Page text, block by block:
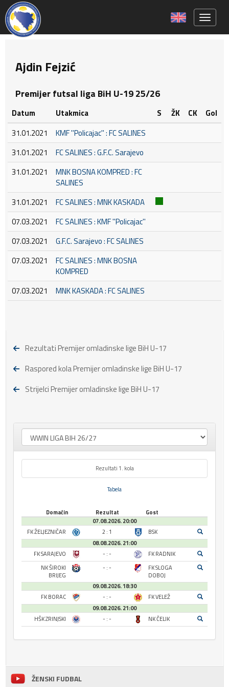
Ajdin Fejzić
Premijer futsal liga BiH U-19 25/26
Datum Utakmica S ŽK CK
Gol
31.01.2021
KMF ''Policajac'' : FC SALINES
31.01.2021
FC SALINES : G.F.C. Sarajevo
31.01.2021
MNK BOSNA KOMPRED : FC
SALINES
31.01.2021
FC SALINES : MNK KASKADA
07.03.2021
FC SALINES : KMF ''Policajac''
07.03.2021
G.F.C. Sarajevo : FC SALINES
07.03.2021
FC SALINES : MNK BOSNA
KOMPRED
07.03.2021
MNK KASKADA : FC SALINES
Rezultati Premijer omladinske lige BiH U-17
Raspored kola Premijer omladinske lige BiH U-17
Strijelci Premijer omladinske lige BiH U-17
Rezultati 1. kola
Tabela
Domaćin Rezultat
Gost
07.08.2026. 20:00
FK ŽELJEZNIČAR
2 : 1
BSK
08.08.2026. 21:00
FK SARAJEVO
- : -
FK RADNIK
NK ŠIROKI
BRIJEG
- : -
FK SLOGA
DOBOJ
09.08.2026. 18:30
FK BORAC
- : -
FK VELEŽ
09.08.2026. 21:00
HŠK ZRINJSKI
- : - NK ČELIK
ŽENSKI FUDBAL